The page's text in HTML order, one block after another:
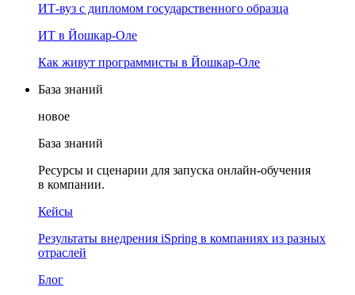
ИТ-вуз с дипломом государственного образца
ИТ в Йошкар-Оле
Как живут программисты в Йошкар‑Оле
База знаний
новое
База знаний
Ресурсы и сценарии для запуска онлайн-обучения
в компании.
Кейсы
Результаты внедрения iSpring в компаниях из разных
отраслей
Блог